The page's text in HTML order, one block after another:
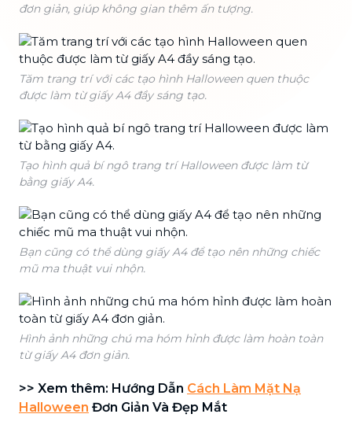
đơn giản, giúp không gian thêm ấn tượng.
Tăm trang trí với các tạo hình Halloween quen thuộc
được làm từ giấy A4 đầy sáng tạo.
Tạo hình quả bí ngô trang trí Halloween được làm từ
bằng giấy A4.
Bạn cũng có thể dùng giấy A4 để tạo nên những chiếc
mũ ma thuật vui nhộn.
Hình ảnh những chú ma hóm hỉnh được làm hoàn toàn
từ giấy A4 đơn giản.
>> Xem thêm: Hướng Dẫn Cách Làm Mặt Nạ
Halloween Đơn Giản Và Đẹp Mắt